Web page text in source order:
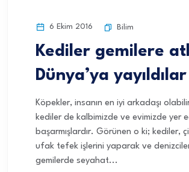
6 Ekim 2016 Bilim
Kediler gemilere
Dünya’ya yayıldılar
Köpekler, insanın en iyi arkadaşı
kediler de kalbimizde ve evimizde yer
başarmışlardır. Görünen o ki; kediler,
ufak tefek işlerini yaparak ve
gemilerde seyahat...